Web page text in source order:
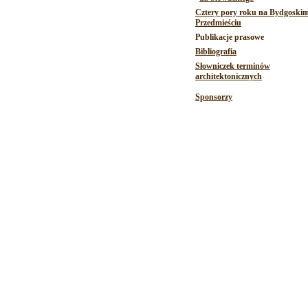
Cztery pory roku na
Przedmieściu
Publikacje prasowe
Bibliografia
Słowniczek terminów
architektonicznych
Sponsorzy